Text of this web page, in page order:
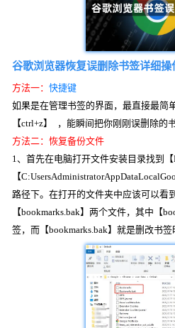
谷歌浏览器恢复误删除书签详细操
方法一：快捷键
如果是在管理书签的界面，最直接最简
【ctrl+z】 ，能瞬间把你刚刚误删除的
方法二：恢复备份文件
1、首先在电脑打开文件安装目录找到
【
路径下。在打开的文件夹中应该可以看
【bookmarks.bak】两个文件，其中【
签，而【bookmarks.bak】就是删改书签